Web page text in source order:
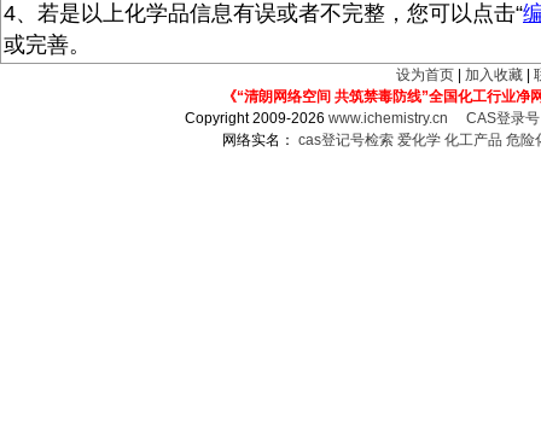
4、若是以上化学品信息有误或者不完整，您可以点击“
或完善。
设为首页 加入收藏
《“清朗网络空间 共筑禁毒防线”全国化工行业净
Copyright 2009-2026www.ichemistry.cn
CAS登录
网络实名： cas登记号检索 爱化学 化工产品 危险